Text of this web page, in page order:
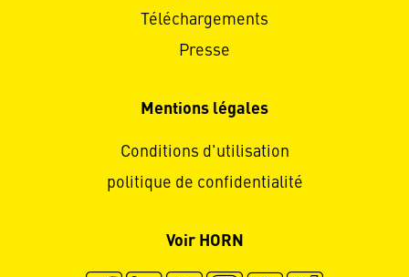
Téléchargements
Presse
Mentions légales
Conditions d'utilisation
politique de confidentialité
Voir HORN